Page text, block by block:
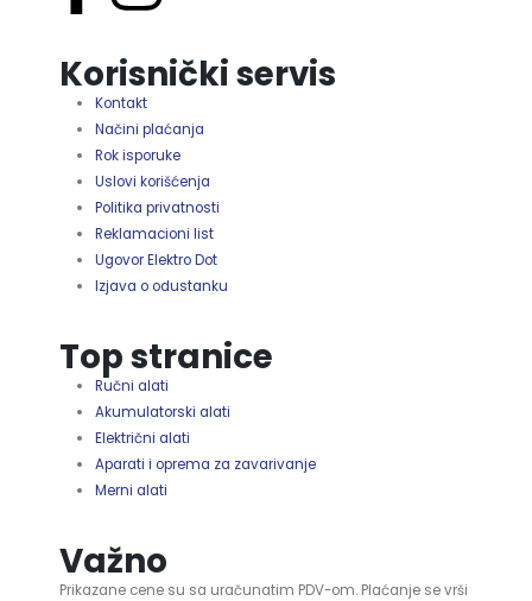
Korisnički servis
Kontakt
Načini plaćanja
Rok isporuke
Uslovi korišćenja
Politika privatnosti
Reklamacioni list
Ugovor Elektro Dot
Izjava o odustanku
Top stranice
Ručni alati
Akumulatorski alati
Električni alati
Aparati i oprema za zavarivanje
Merni alati
Važno
Prikazane cene su sa uračunatim PDV-om. Plaćanje se vrši